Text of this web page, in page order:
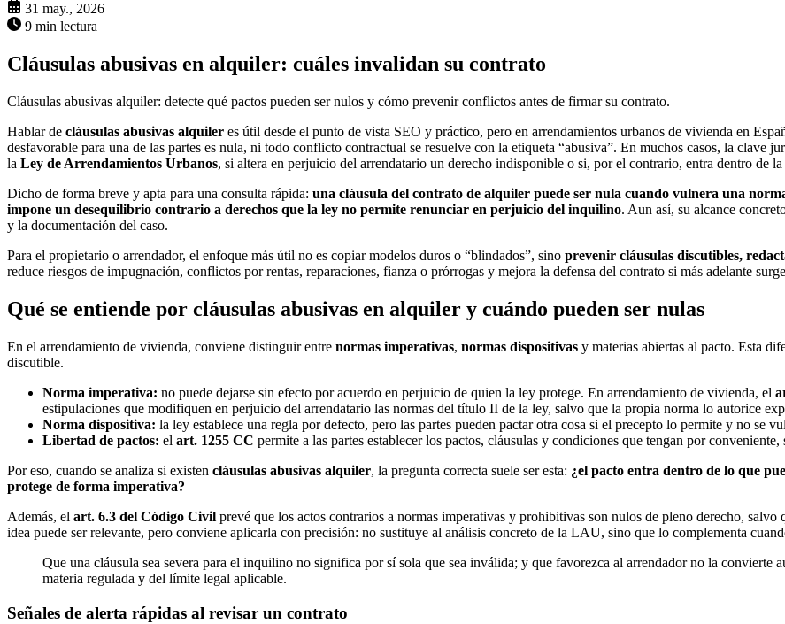
31 may., 2026
9 min lectura
Cláusulas abusivas en alquiler: cuáles invalidan su contrato
Cláusulas abusivas alquiler: detecte qué pactos pueden ser nulos y cómo prevenir conflictos antes de firmar su contrato.
Hablar de cláusulas abusivas alquiler es útil desde el punto de vista SEO y práctico, pero en arrendamientos urbanos de vivienda en
desfavorable para una de las partes es nula, ni todo conflicto contractual se resuelve con la etiqueta “abusiva”. En muchos casos, la clave
la Ley de Arrendamientos Urbanos, si altera en perjuicio del arrendatario un derecho indisponible o si, por el contrario, entra dentro de la
Dicho de forma breve y apta para una consulta rápida: una cláusula del contrato de alquiler puede ser nula cuando vulnera una
impone un desequilibrio contrario a derechos que la ley no permite renunciar en perjuicio del inquilino. Aun así, su alcance
y la documentación del caso.
Para el propietario o arrendador, el enfoque más útil no es copiar modelos duros o “blindados”, sino prevenir cláusulas discutibles,
reduce riesgos de impugnación, conflictos por rentas, reparaciones, fianza o prórrogas y mejora la defensa del contrato si más adelante
Qué se entiende por cláusulas abusivas en alquiler y cuándo pueden ser nulas
En el arrendamiento de vivienda, conviene distinguir entre normas imperativas, normas dispositivas y materias abiertas al pacto. Esta
discutible.
Norma imperativa: no puede dejarse sin efecto por acuerdo en perjuicio de quien la ley protege. En arrendamiento de vivienda, el
estipulaciones que modifiquen en perjuicio del arrendatario las normas del título II de la ley, salvo que la propia norma lo autorice
Norma dispositiva: la ley establece una regla por defecto, pero las partes pueden pactar otra cosa si el precepto lo permite y no se
Libertad de pactos: el art. 1255 CC permite a las partes establecer los pactos, cláusulas y condiciones que tengan por
Por eso, cuando se analiza si existen cláusulas abusivas alquiler, la pregunta correcta suele ser esta: ¿el pacto entra dentro de lo que
protege de forma imperativa?
Además, el art. 6.3 del Código Civil prevé que los actos contrarios a normas imperativas y prohibitivas son nulos de pleno derecho, salvo
idea puede ser relevante, pero conviene aplicarla con precisión: no sustituye al análisis concreto de la LAU, sino que lo complementa
Que una cláusula sea severa para el inquilino no significa por sí sola que sea inválida; y que favorezca al arrendador no la convierte
materia regulada y del límite legal aplicable.
Señales de alerta rápidas al revisar un contrato